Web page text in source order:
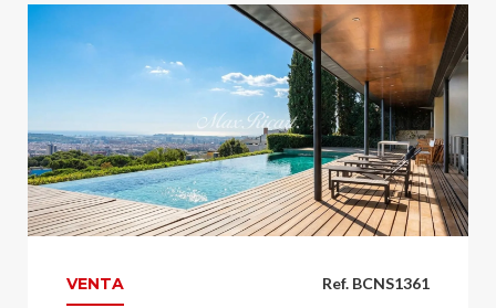
Ref. BCNS1361
VENTA